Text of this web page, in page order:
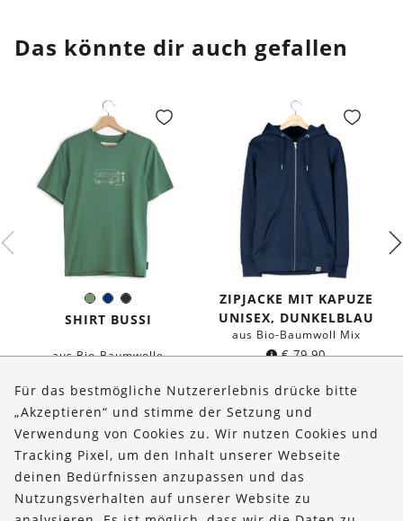
Das könnte dir auch gefallen
Olivgrün
Dunkelblau
Schwarz
Farbe:
SHIRT BUSSI
aus Bio-Baumwolle
ZIPJACKE MIT KAPUZE
UNISEX, DUNKELBLAU
aus Bio-Baumwoll Mix
€79,90
Über uns
Bestellungen
Kontakt & Hilfe
Für das bestmögliche Nutzererlebnis drücke bitte
„Akzeptieren“ und stimme der Setzung und
Verwendung von Cookies zu. Wir nutzen Cookies und
Tracking Pixel, um den Inhalt unserer Webseite
deinen Bedürfnissen anzupassen und das
Nutzungsverhalten auf unserer Website zu